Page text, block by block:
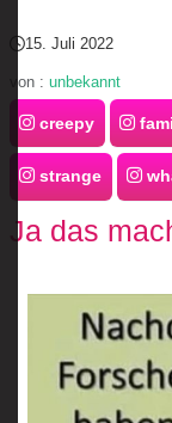
15. Juli 2022
von : unbekannt
creepy
strange
Ja das